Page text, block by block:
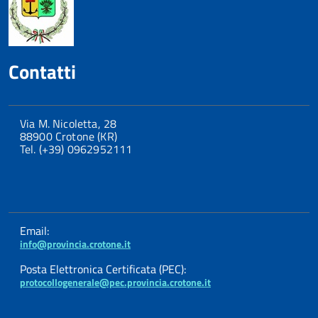
Contatti
Via M. Nicoletta, 28
88900 Crotone (KR)
Tel. (+39) 0962952111
Email:
info@provincia.crotone.it
Posta Elettronica Certificata (PEC):
protocollogenerale@pec.provincia.crotone.it